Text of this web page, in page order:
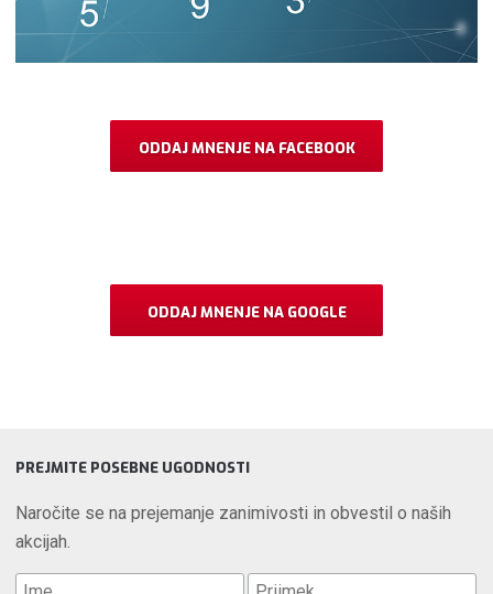
ODDAJ MNENJE NA FACEBOOK
ODDAJ MNENJE NA GOOGLE
PREJMITE POSEBNE UGODNOSTI
Naročite se na prejemanje zanimivosti in obvestil o naših
akcijah.